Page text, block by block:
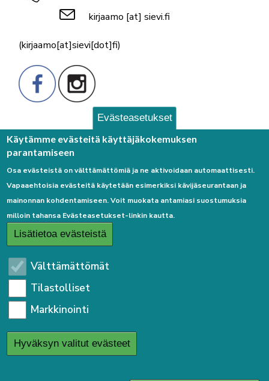
kirjaamo [at] sievi.fi
(kirjaamo[at]sievi[dot]fi)
Palaute
Linkkejä
Etusivulle
Kirjaudu sisään
Saavutettavuusseloste
Sivukartta
Tietosuojaseloste
Evästeasetukset
Käytämme evästeitä käyttäjäkokemuksen
parantamiseen
Osa evästeistä on välttämättömiä ja ne aktivoidaan automaattisesti.
Vapaaehtoisia evästeitä käytetään esimerkiksi kävijäseurantaan ja
mainonnan kohdentamiseen. Voit muokata antamiasi suostumuksia
milloin tahansa Evästeasetukset-linkin kautta.
Lisätietoa evästeistä
Välttämättömät
Tilastolliset
Markkinointi
Hyväksyn valitut evästeet